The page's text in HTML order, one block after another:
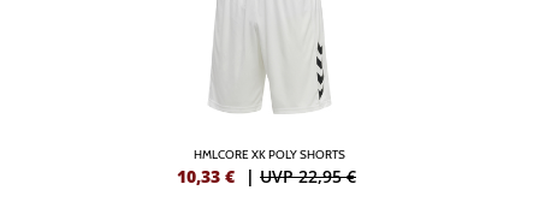
HMLCORE XK POLY SHORTS
10,33 € | UVP 22,95 €